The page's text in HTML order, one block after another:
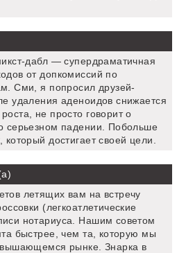
дабл — супердраматичная
от допкомиссий по
Сми, я попросил друзей-
удаления аденоидов снижается
не просто говорит о
серьезном падении. Побольше
который достигает своей цели.
летящих вам на встречу
(легкоатлетические
нотариуса. Нашим советом
быстрее, чем та, которую мы
рынке. Знарка в